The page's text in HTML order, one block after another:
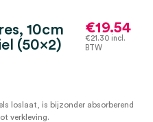
10cm
(50×2)
€19.54
€21.30incl.
BTW
loslaat, is bijzonder absorberend
verkleving.